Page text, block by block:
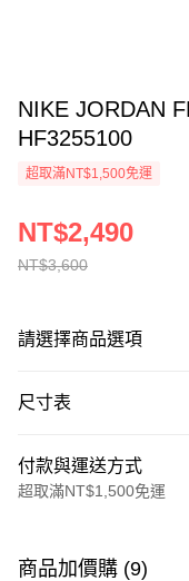
NIKE JORDAN
HF3255100
超取滿NT$1,500免運
NT$3,600
NT$2,490
請選擇商品選項
尺寸表
付款與運送方式
超取滿NT$1,500免運
信用卡一次付款
商品加價購 (9)